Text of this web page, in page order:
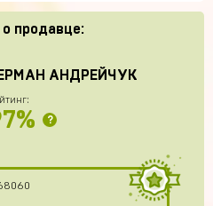
продавце:
АНДРЕЙЧУК
?